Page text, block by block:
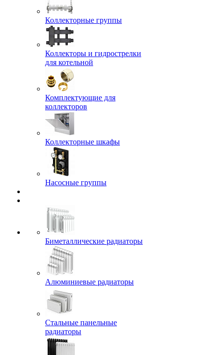
Коллекторные группы
Коллекторы и гидрострелки
для котельной
Комплектующие для
коллекторов
Коллекторные шкафы
Насосные группы
Биметаллические радиаторы
Алюминиевые радиаторы
Стальные панельные
радиаторы